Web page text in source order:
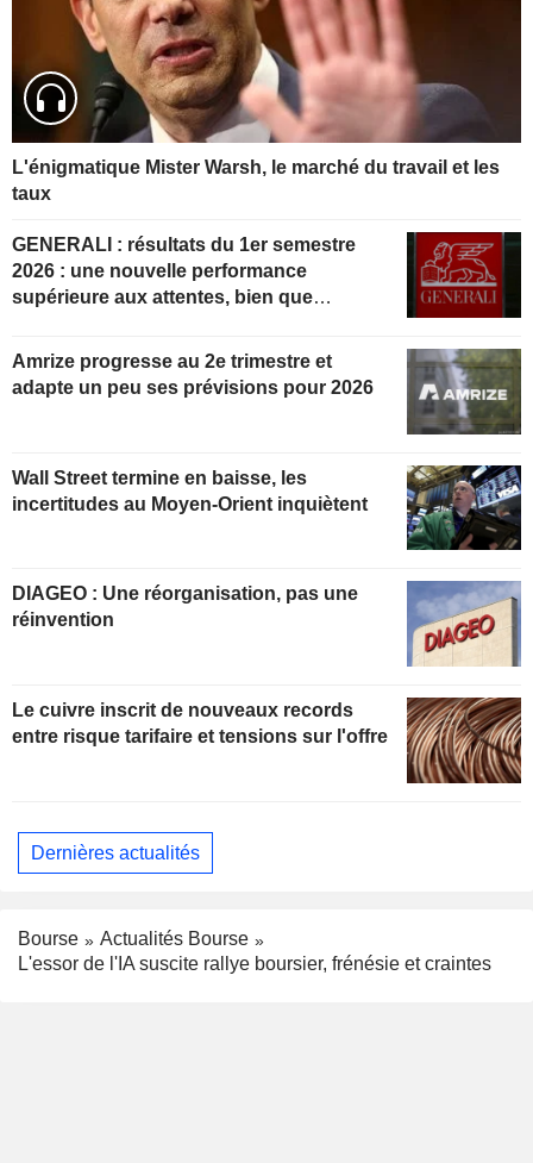
L'énigmatique Mister Warsh, le marché du travail et les
taux
GENERALI : résultats du 1er semestre
2026 : une nouvelle performance
supérieure aux attentes, bien que
Amrize progresse au 2e trimestre et
adapte un peu ses prévisions pour 2026
Wall Street termine en baisse, les
incertitudes au Moyen-Orient inquiètent
DIAGEO : Une réorganisation, pas une
réinvention
Le cuivre inscrit de nouveaux records
entre risque tarifaire et tensions sur l'offre
Dernières actualités
Bourse
Actualités Bourse
L'essor de l'IA suscite rallye boursier, frénésie et craintes